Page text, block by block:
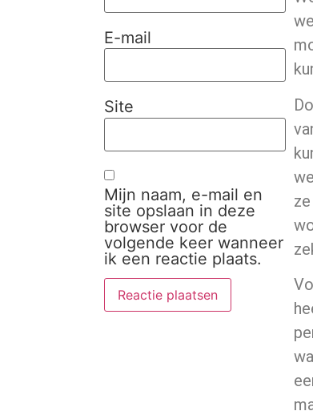
E-mail
Site
Mijn naam, e-mail en
site opslaan in deze
browser voor de
volgende keer wanneer
ik een reactie plaats.